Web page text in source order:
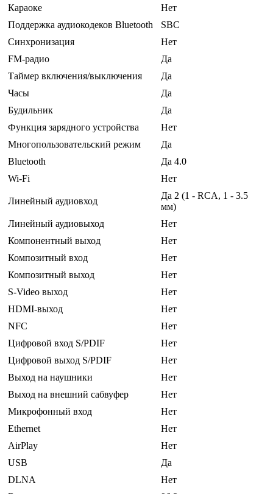
Караоке
Нет
Поддержка аудиокодеков Bluetooth
SBC
Синхронизация
Нет
FM-радио
Да
Таймер включения/выключения
Да
Часы
Да
Будильник
Да
Функция зарядного устройства
Нет
Многопользовательский режим
Да
Bluetooth
Да 4.0
Wi-Fi
Нет
Линейный аудиовход
Да 2 (1 - RCA, 1 - 3.5
мм)
Линейный аудиовыход
Нет
Компонентный выход
Нет
Композитный вход
Нет
Композитный выход
Нет
S-Video выход
Нет
HDMI-выход
Нет
NFC
Нет
Цифровой вход S/PDIF
Нет
Цифровой выход S/PDIF
Нет
Выход на наушники
Нет
Выход на внешний сабвуфер
Нет
Микрофонный вход
Нет
Ethernet
Нет
AirPlay
Нет
USB
Да
DLNA
Нет